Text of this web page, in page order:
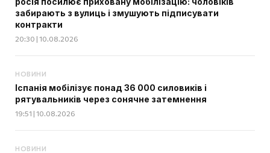
забирають з вулиць і змушують підписувати
контракти
20:30 | 10.08.2026
НОВИНИ
Іспанія мобілізує понад 36 000 силовиків і
рятувальників через сонячне затемнення
19:51 | 10.08.2026
НОВИНИ